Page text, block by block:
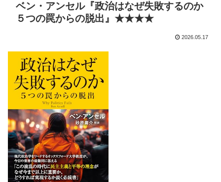
ベン・アンセル『政治はなぜ失敗するのか
５つの罠からの脱出』★★★★
2026.05.17